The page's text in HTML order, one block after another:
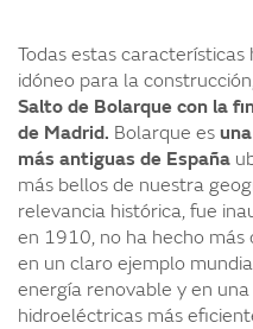
Todas estas
idóneo para la
Salto de Bolarque con la
de Madrid. Bolarque es
más antiguas de España
más bellos de nuestra
relevancia histórica, fue
en 1910, no ha hecho
en un claro ejemplo
energía renovable y en
hidroeléctricas más